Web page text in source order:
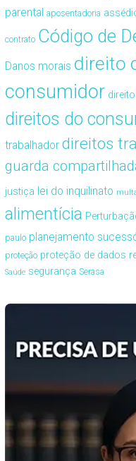
parental aposentadoria
contrato Código de
Danos morais direito
consumidor
direitos do
trabalhador direitos
guarda
justiça lei do inquilinato
alimentícia
paulo planejamento
proteção proteção de dados
Saúde segurança Serasa